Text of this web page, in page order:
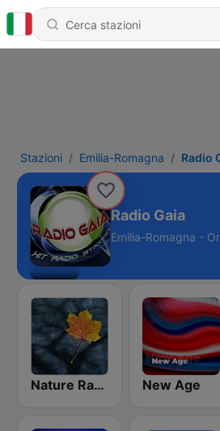
Stazioni Emilia-Romagna Radio
Radio Gaia
Emilia-Romagna -
Nature Radio Rain New Age